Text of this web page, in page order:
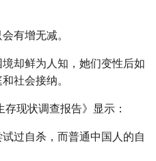
有增无减。
却鲜为人知，她们变性后如
社会接纳。
现状调查报告》显示：
过自杀，而普通中国人的自